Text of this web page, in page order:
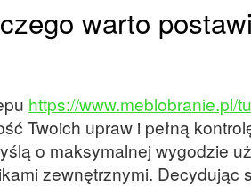
warto
https://www.meblobranie.pl/
Twoich upraw i pełną
o maksymalnej wygodzie
zewnętrznymi. Decydując